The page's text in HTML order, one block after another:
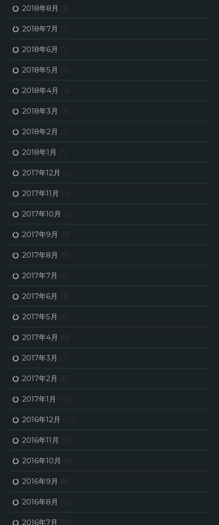
2018年8月 (1)
2018年7月 (3)
2018年6月 (1)
2018年5月 (3)
2018年4月 (4)
2018年3月 (3)
2018年2月 (2)
2018年1月 (1)
2017年12月 (5)
2017年11月 (4)
2017年10月 (4)
2017年9月 (8)
2017年8月 (5)
2017年7月 (5)
2017年6月 (3)
2017年5月 (5)
2017年4月 (6)
2017年3月 (7)
2017年2月 (6)
2017年1月 (10)
2016年12月 (10)
2016年11月 (9)
2016年10月 (6)
2016年9月 (8)
2016年8月 (13)
2016年7月 (10)